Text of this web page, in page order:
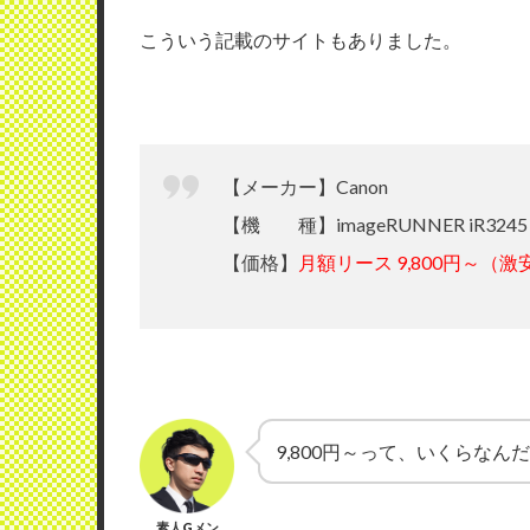
こういう記載のサイトもありました。
【メーカー】Canon
【機 種】imageRUNNER iR3245
【価格】
月額リース 9,800円～（激
9,800円～って、いくらなんだ